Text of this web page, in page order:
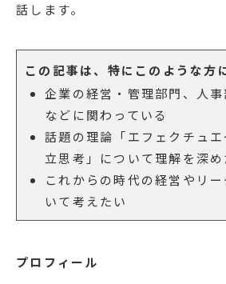
話します。
この記事は、特にこのような方
企業の経営・管理部門、人
などに関わっている
話題の理論「エフェクチュ
立思考」について理解を深め
これからの時代の経営やリ
いて考えたい
プロフィール